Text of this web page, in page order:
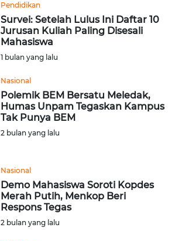
Pendidikan
Survei: Setelah Lulus Ini Daftar 10
Jurusan Kuliah Paling Disesali
Mahasiswa
1 bulan yang lalu
Nasional
Polemik BEM Bersatu Meledak,
Humas Unpam Tegaskan Kampus
Tak Punya BEM
2 bulan yang lalu
Nasional
Demo Mahasiswa Soroti Kopdes
Merah Putih, Menkop Beri
Respons Tegas
2 bulan yang lalu